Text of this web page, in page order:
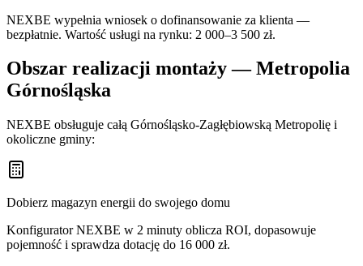
NEXBE wypełnia wniosek o dofinansowanie za klienta —
bezpłatnie. Wartość usługi na rynku: 2 000–3 500 zł.
Obszar realizacji montaży — Metropolia
Górnośląska
NEXBE obsługuje całą Górnośląsko-Zagłębiowską Metropolię i
okoliczne gminy:
Dobierz magazyn energii do swojego domu
Konfigurator NEXBE w 2 minuty oblicza ROI, dopasowuje
pojemność i sprawdza dotację do 16 000 zł.